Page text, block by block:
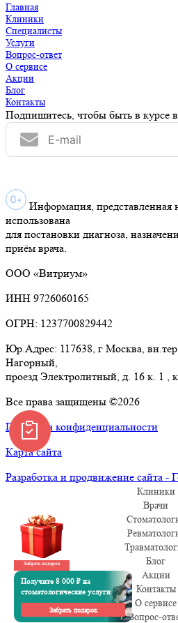
Главная
Клиники
Специалисты
Услуги
Вопрос-ответ
О сервисе
Акции
Блог
Контакты
Подпишитесь, чтобы быть в курсе
Информация, представленная
использована
для постановки диагноза,
приём врача.
ООО «Витриум»
ИНН 9726060165
ОГРН: 1237700829442
Юр.Адрес: 117638, г Москва,
Нагорный,
проезд Электролитный, д. 16 к. 1 ,
Все права защищены ©2026
Политика конфиденциальности
Карта сайта
Разработка и продвижение сайта -
Клиники
Врачи
Блог
Акции
Контакты
О сервисе
Вопрос-
Забрать подарок
Получите 8 000 ₽ на
стоматологические услуги
Забрать подарок